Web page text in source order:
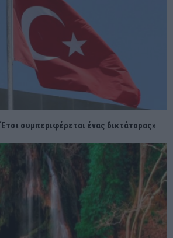
συμπεριφέρεται ένας δικτάτορας»